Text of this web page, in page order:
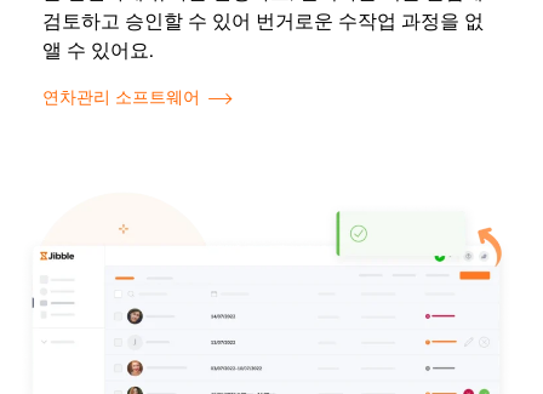
검토하고 승인할 수 있어 번거로운 수작업 과정을 없
앨 수 있어요.
연차관리 소프트웨어